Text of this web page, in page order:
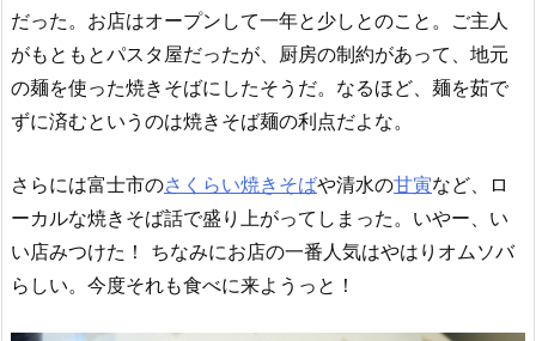
だった。お店はオープンして一年と少しとのこと。ご主人
がもともとパスタ屋だったが、厨房の制約があって、地元
の麺を使った焼きそばにしたそうだ。なるほど、麺を茹で
ずに済むというのは焼きそば麺の利点だよな。
さらには富士市のさくらい焼きそばや清水の甘寅など、ロ
ーカルな焼きそば話で盛り上がってしまった。いやー、い
い店みつけた！ ちなみにお店の一番人気はやはりオムソバ
らしい。今度それも食べに来ようっと！